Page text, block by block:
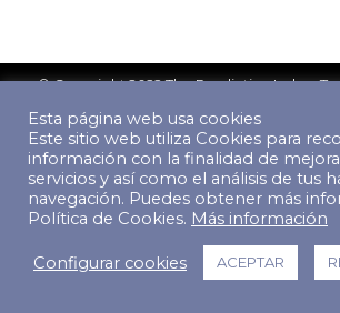
© Copyright 2022 The Predictive Index.
Footer Menu
Esta página web usa cookies
Este sitio web utiliza Cookies para
información con la finalidad de
servicios y así como el análisis de tus
navegación. Puedes obtener más
Política de Cookies. Más información
Configurar cookies ACEPTAR